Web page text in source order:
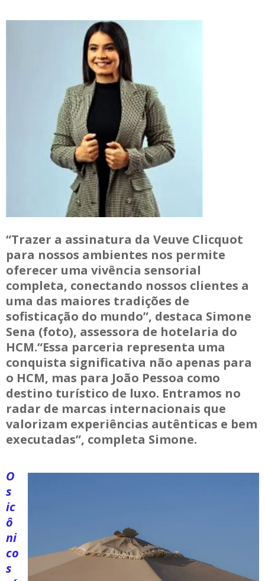
“Trazer a assinatura da Veuve Clicquot
para nossos ambientes nos permite
oferecer uma vivência sensorial
completa, conectando nossos clientes a
uma das maiores tradições de
sofisticação do mundo”, destaca Simone
Sena (foto), assessora de hotelaria do
HCM.“Essa parceria representa uma
conquista significativa não apenas para
o HCM, mas para João Pessoa como
destino turístico de luxo. Entramos no
radar de marcas internacionais que
valorizam experiências autênticas e bem
executadas”, completa Simone.
O
s
ic
ô
ni
co
s